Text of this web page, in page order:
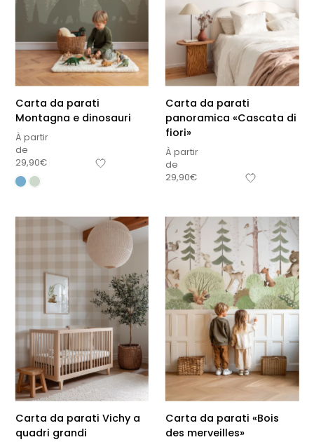
Carta da parati
Montagna e dinosauri
À partir
de
29,90€
Carta da parati
panoramica «Cascata di
fiori»
À partir
de
29,90€
Carta da parati Vichy a
quadri grandi
Carta da parati «Bois
des merveilles»